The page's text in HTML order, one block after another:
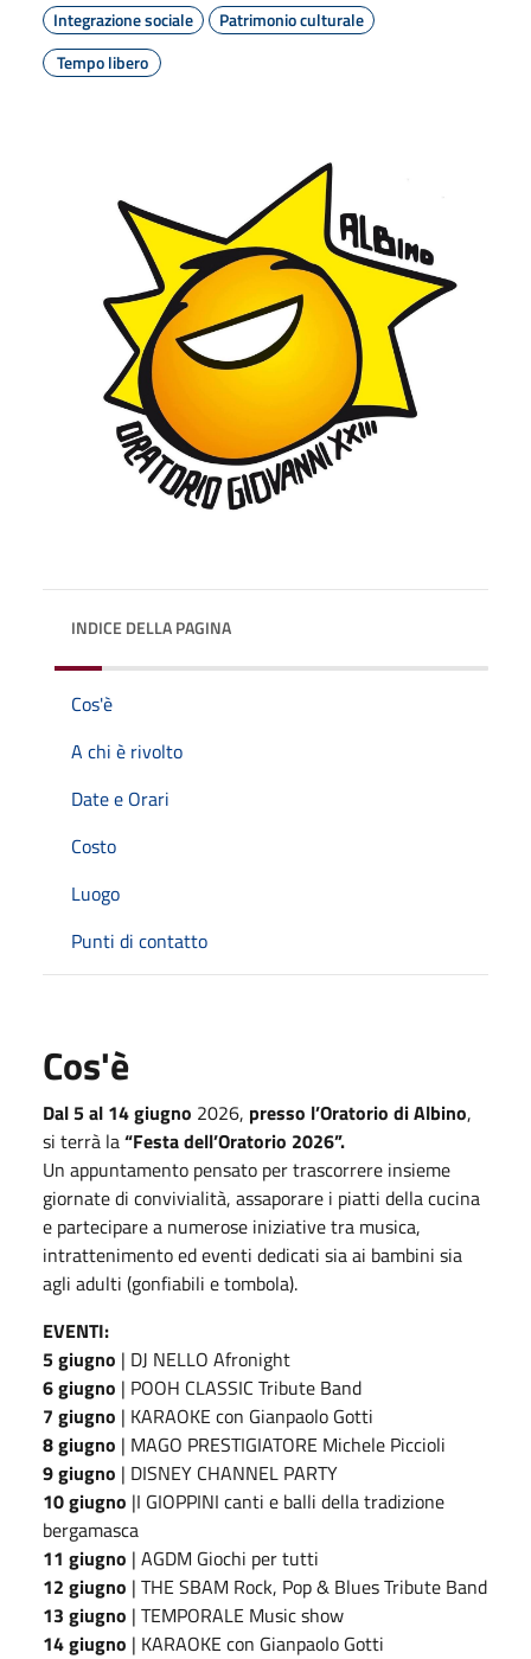
Integrazione sociale
Patrimonio culturale
Tempo libero
INDICE DELLA PAGINA
Cos'è
A chi è rivolto
Date e Orari
Costo
Luogo
Punti di contatto
Cos'è
Dal 5 al 14 giugno 2026, presso l’Oratorio di Albino,
si terrà la“Festa dell’Oratorio 2026”.
Un appuntamento pensato per trascorrere insieme
giornate di convivialità, assaporare i piatti della cucina
e partecipare a numerose iniziative tra musica,
intrattenimento ed eventi dedicati sia ai bambini sia
agli adulti (gonfiabili e tombola).
EVENTI:
5 giugno | DJ NELLO Afronight
6 giugno | POOH CLASSIC Tribute Band
7 giugno | KARAOKE con Gianpaolo Gotti
8 giugno | MAGO PRESTIGIATORE Michele Piccioli
9 giugno | DISNEY CHANNEL PARTY
10 giugno |I GIOPPINI canti e balli della tradizione
bergamasca
11 giugno | AGDM Giochi per tutti
12 giugno | THE SBAM Rock, Pop & Blues Tribute Band
13 giugno | TEMPORALE Music show
14 giugno | KARAOKE con Gianpaolo Gotti